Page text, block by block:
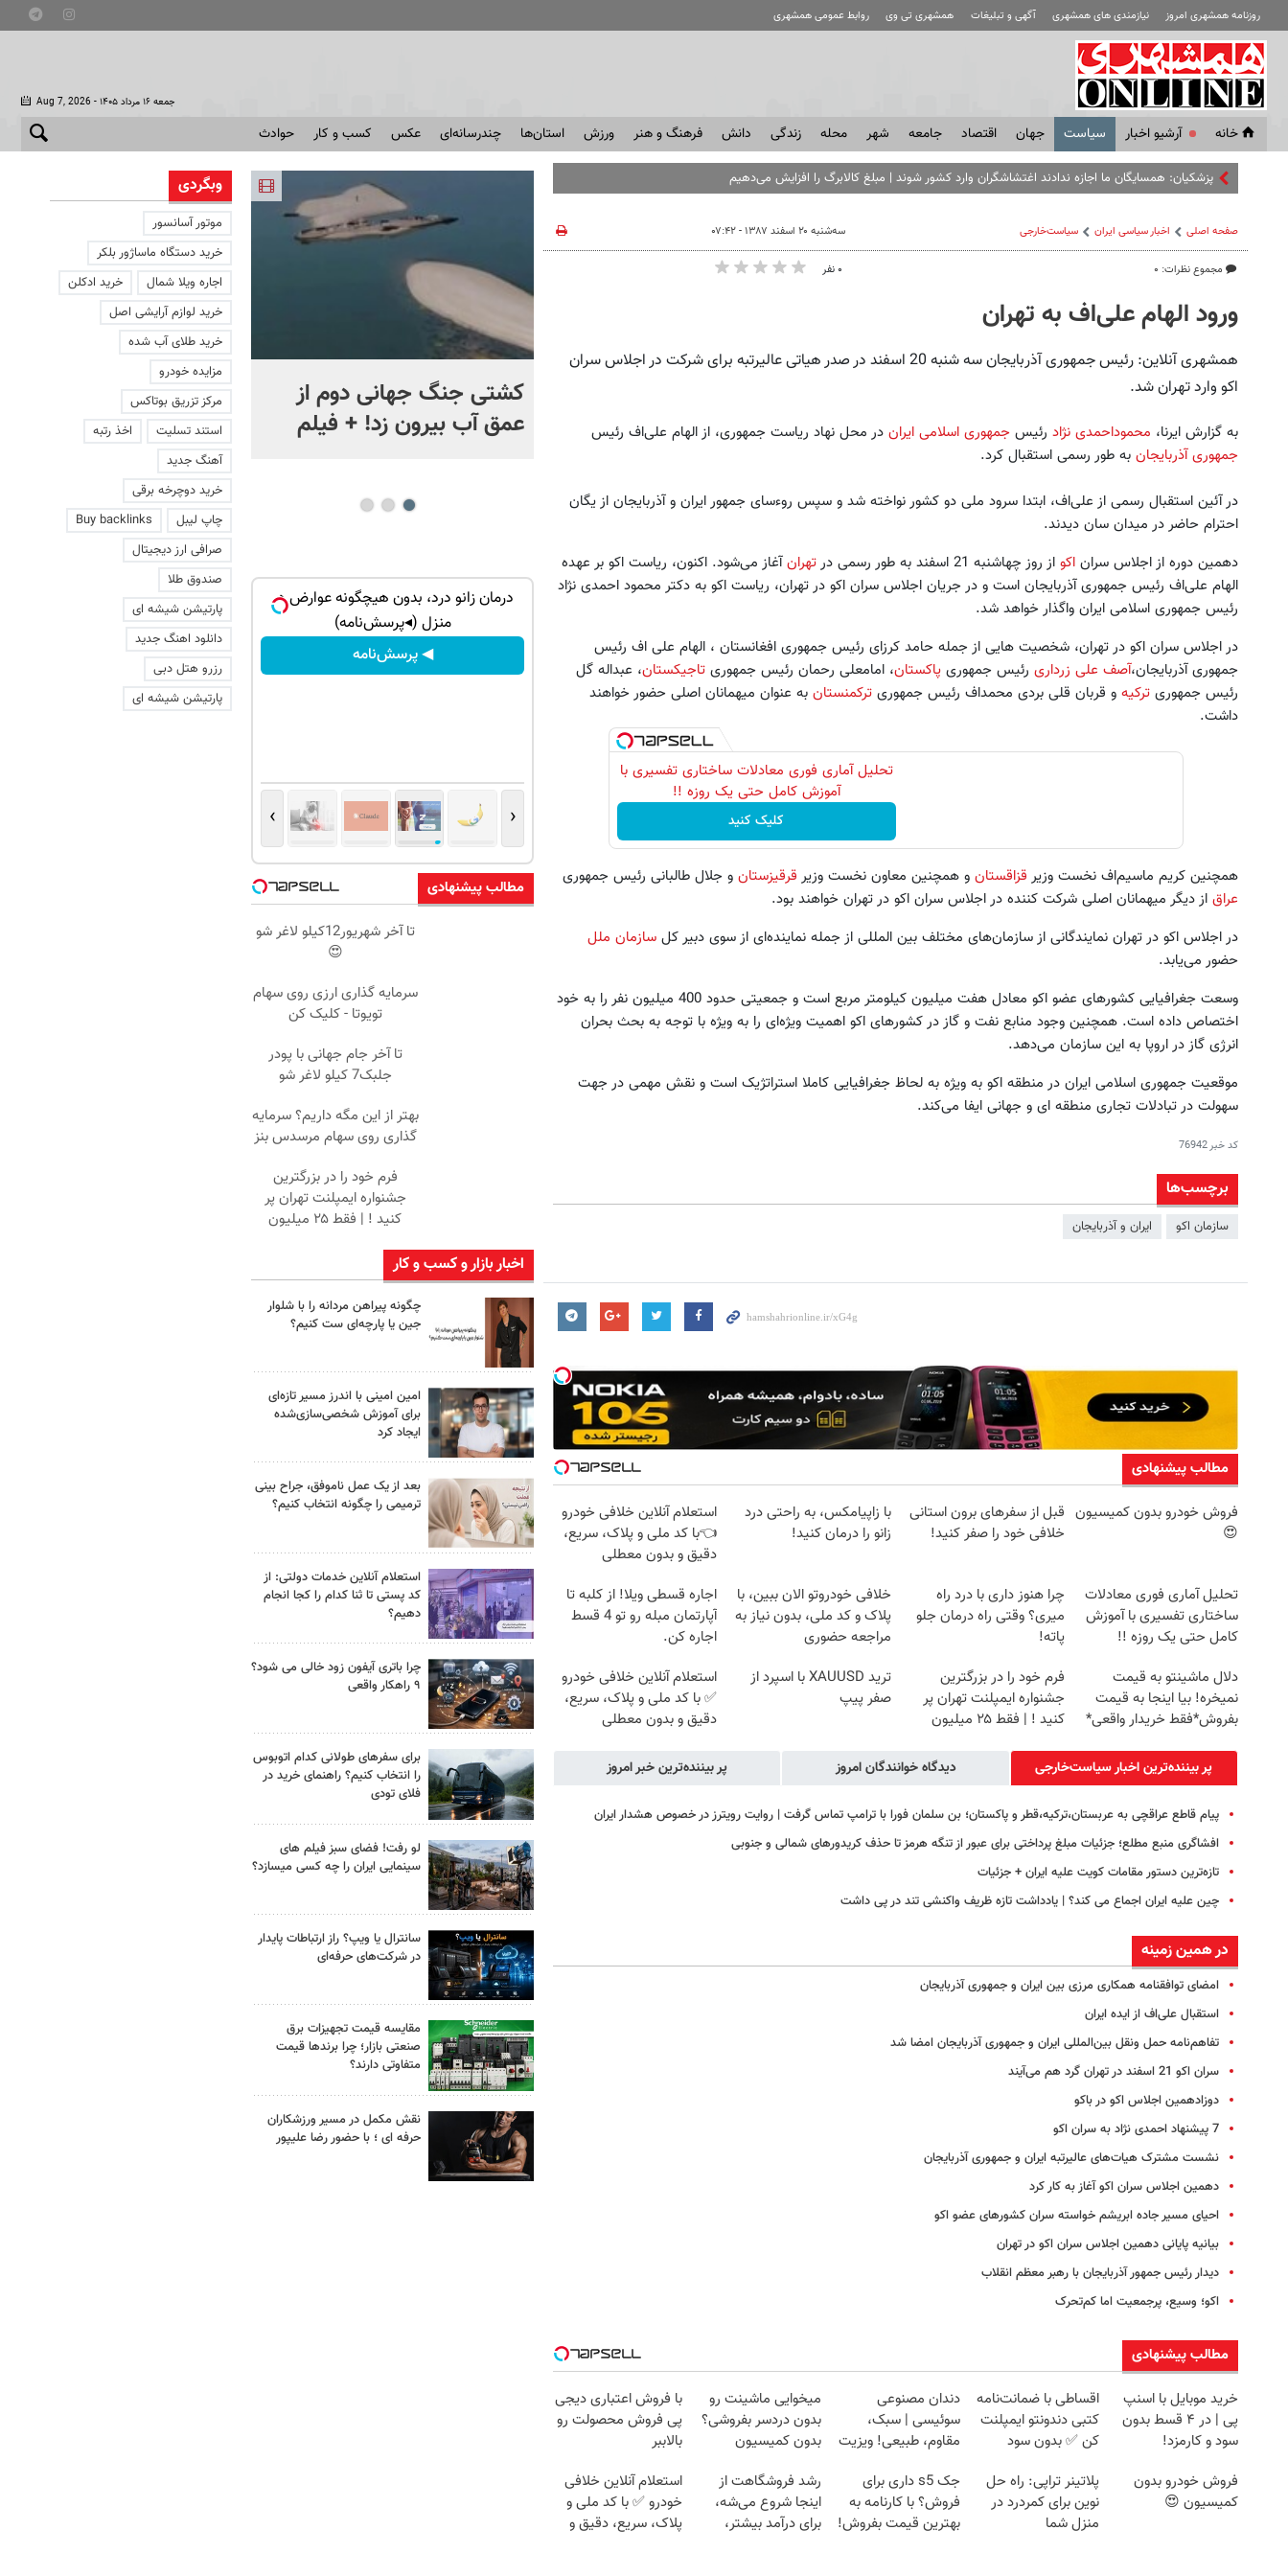
روزنامه همشهری امروز نیازمندی های همشهری آگهی و تبلیغات همشهری تی وی روابط عمومی همشهری
Aug 7, 2026 - جمعه ۱۶ مرداد ۱۴۰۵
خانه آرشیو اخبار سياست جهان اقتصاد جامعه شهر محله زندگی دانش فرهنگ و هنر ورزش استان‌ها چندرسانه‌ای عکس کسب و کار حوادث
پزشکیان: همسایگان ما اجازه ندادند اغتشاشگران وارد کشور شوند | مبلغ کالابرگ را افزایش می‌دهیم
صفحه اصلی اخبار سیاسی ایران سیاست‌خارجی
مجموع نظرات: ۰
سه‌شنبه ۲۰ اسفند ۱۳۸۷ - ۰۷:۴۲
۰ نفر
ورود الهام علی‌اف به تهران
همشهری آنلاین: رئیس جمهوری آذربایجان سه شنبه 20 اسفند در صدر هیاتی عالیرتبه برای شرکت در اجلاس سران
اکو وارد تهران شد.
به گزارش ایرنا، محموداحمدی نژاد رئیس جمهوری اسلامی ایران در محل نهاد ریاست جمهوری، از الهام علی‌اف رئیس
جمهوری آذربایجان به طور رسمی استقبال کرد.
در آئین استقبال رسمی از علی‌اف، ابتدا سرود ملی دو کشور نواخته شد و سپس روءسای جمهور ایران و آذربایجان از یگان
احترام حاضر در میدان سان دیدند.
دهمین دوره از اجلاس سران اکو از روز چهاشنبه 21 اسفند به طور رسمی در تهرانآغاز می‌شود. اکنون، ریاست اکو بر عهده
الهام علی‌اف رئیس جمهوری آذربایجان است و در جریان اجلاس سران اکو در تهران، ریاست اکو به دکتر محمود احمدی نژاد
رئیس جمهوری اسلامی ایران واگذار خواهد شد.
در اجلاس سران اکو در تهران، شخصیت هایی از جمله حامد کرزای رئیس جمهوری افغانستان ، الهام علی اف رئیس
جمهوری آذربایجان،آصف علی زرداری رئیس جمهوری پاکستان، امامعلی رحمان رئیس جمهوری تاجیکستان، عبداله گل
رئیس جمهوری ترکیه و قربان قلی بردی محمداف رئیس جمهوری ترکمنستان به عنوان میهمانان اصلی حضور خواهند
داشت.
تحلیل آماری فوری معادلات ساختاری تفسیری با
آموزش کامل حتی یک روزه !!
کلیک کنید
همچنین کریم ماسیم‌اف نخست وزیر قزاقستان و همچنین معاون نخست وزیر قرقیزستان و جلال طالبانی رئیس جمهوری
عراق از دیگر میهمانان اصلی شرکت کننده در اجلاس سران اکو در تهران خواهند بود.
در اجلاس اکو در تهران نمایندگانی از سازمان‌های مختلف بین المللی از جمله نماینده‌ای از سوی دبیر کل سازمان ملل
حضور می‌یابد.
وسعت جغرافیایی کشورهای عضو اکو معادل هفت میلیون کیلومتر مربع است و جمعیتی حدود 400 میلیون نفر را به خود
اختصاص داده است. همچنین وجود منابع نفت و گاز در کشورهای اکو اهمیت ویژه‌ای را به ویژه با توجه به بحث بحران
انرژی گاز در اروپا به این سازمان می‌دهد.
موقعیت جمهوری اسلامی ایران در منطقه اکو به ویژه به لحاظ جغرافیایی کاملا استراتژیک است و نقش مهمی در جهت
سهولت در تبادلات تجاری منطقه ای و جهانی ایفا می‌کند.
کد خبر76942
برچسب‌ها
سازمان اکو ایران و آذربایجان
مطالب پیشنهادی
فروش خودرو بدون کمیسیون
😍
قبل از سفرهای برون استانی
خلافی خود را صفر کنید!
با زاپیامکس، به راحتی درد
زانو را درمان کنید!
استعلام آنلاین خلافی خودرو
👈با کد ملی و پلاک، سریع،
دقیق و بدون معطلی
تحلیل آماری فوری معادلات
ساختاری تفسیری با آموزش
کامل حتی یک روزه !!
چرا هنوز داری با درد راه
میری؟ وقتی راه درمان جلو
پاته!
خلافی خودروتو الان ببین، با
پلاک و کد ملی، بدون نیاز به
مراجعه حضوری
اجاره‌ قسطی ویلا! از کلبه تا
آپارتمان مبله رو تو 4 قسط
اجاره کن.
دلال ماشینتو به قیمت
نمیخره! بیا اینجا به قیمت
بفروش*فقط خریدار واقعی*
فرم خود را در بزرگترین
جشنواره ایمپلنت تهران پر
کنید ! | فقط ۲۵ میلیون
ترید XAUUSD با اسپرد از
صفر پیپ
استعلام آنلاین خلافی خودرو
✅ با کد ملی و پلاک، سریع،
دقیق و بدون معطلی
پر بیننده‌ترین اخبار سیاست‌خارجی دیدگاه خوانندگان امروز پر بیننده‌ترین خبر امروز
پیام قاطع عراقچی به عربستان،‌ترکیه،‌قطر و پاکستان؛ بن سلمان فورا با ترامپ تماس گرفت | روایت رویترز در خصوص هشدار ایران
افشاگری منبع مطلع؛ جزئیات مبلغ پرداختی برای عبور از تنگه هرمز تا حذف کریدورهای شمالی و جنوبی
تازه‌ترین دستور مقامات کویت علیه ایران + جزئیات
چین علیه ایران اجماع می کند؟ | یادداشت تازه ظریف واکنشی تند در پی داشت
در همین زمینه
امضای توافقنامه همکاری مرزی بین ایران و جمهوری آذربایجان
استقبال علی‌اف از ایده ایران
تفاهم‌نامه حمل ونقل بین‌المللی ایران و جمهوری آذربایجان امضا شد
سران اکو 21 اسفند در تهران گرد هم می‌آیند
دوزادهمین اجلاس اکو در باکو
7 پیشنهاد احمدی نژاد به سران اکو
نشست مشترک هیات‌های عالیرتبه ایران و جمهوری آذربایجان
دهمین اجلاس سران اکو آغاز به کار کرد
احیای مسیر جاده ابریشم خواسته سران کشورهای عضو اکو
بیانیه پایانی دهمین اجلاس سران اکو در تهران
دیدار رئیس جمهور آذربایجان با رهبر معظم انقلاب
اکو؛ وسیع، پرجمعیت اما کم‌تحرک
مطالب پیشنهادی
خرید موبایل با اسنپ
پی | در ۴ قسط بدون
سود و کارمزد!
اقساطی با ضمانت‌نامه
کتبی دندونتو ایمپلنت
کن ✅ بدون سود
دندان مصنوعی
سوئیسی | سبک،
مقاوم، طبیعی! ویزیت
اقساطی😍
میخوایی ماشینت رو
بدون دردسر بفروشی؟
بدون کمیسیون
با فروش اعتباری دیجی
پی فروش محصولت رو
بالاببر
فروش خودرو بدون
کمیسیون 😍
پلاتینر تراپی: راه حل
نوین برای کمردرد در
منزل شما
جک s5 داری برای
فروش؟ با کارنامه به
بهترین قیمت بفروش!
رشد فروشگاهت از
اینجا شروع می‌شه،
برای درآمد بیشتر،
استعلام آنلاین خلافی
خودرو ✅ با کد ملی و
پلاک، سریع، دقیق و
خارج شد...
کشتی‌ جنگ جهانی دوم از
عمق آب بیرون زد! + فیلم
افشای اطلاعات برای ترور
بارون ترامپ | ماجرای قرار
عاشقانه با یک زن
اکانت AI رو ارزان تر بگیر !! دریافت
کدتخفیف
دریافت تخفیف
زانو دردت رو بدون قرص برای همیشه خوب
◀ پرسش‌نامه
ارزان شد !!! خرید اکانت کلاد با تخفیف ویژه
درمان زانو درد، بدون هیچگونه عوارض در
منزل (◂پرسش‌نامه)
◀ پرسش‌نامه
‹
›
مطالب پیشنهادی
تا آخر شهریور12کیلو لاغر شو
😍
سرمایه گذاری ارزی روی سهام
تویوتا - کلیک کن
تا آخر جام جهانی با پودر
جلبک7 کیلو لاغر شو
بهتر از این مگه داریم؟ سرمایه
گذاری روی سهام مرسدس بنز
فرم خود را در بزرگترین
جشنواره ایمپلنت تهران پر
کنید ! | فقط ۲۵ میلیون
اخبار بازار و کسب و کار
چگونه پیراهن مردانه را با شلوار
جین یا پارچه‌ای ست کنیم؟
امین امینی با اندرز مسیر تازه‌ای
برای آموزش شخصی‌سازی‌شده
ایجاد کرد
بعد از یک عمل ناموفق، جراح بینی
ترمیمی را چگونه انتخاب کنیم؟
استعلام آنلاین خدمات دولتی: از
کد پستی تا ثنا کدام را کجا انجام
دهیم؟
چرا باتری آیفون زود خالی می شود؟
۹ راهکار واقعی
برای سفرهای طولانی کدام اتوبوس
را انتخاب کنیم؟ راهنمای خرید در
فلای تودی
لو رفت! فضای سبز فیلم های
سینمایی ایران را چه کسی میسازد؟
سانترال یا ویپ؟ راز ارتباطات پایدار
در شرکت‌های حرفه‌ای
مقایسه قیمت تجهیزات برق
صنعتی بازار؛ چرا برندها قیمت
متفاوتی دارند؟
نقش مکمل در مسیر ورزشکاران
حرفه ای ؛ با حضور رضا علیپور
وبگردی
موتور آسانسور
خرید دستگاه ماساژور بلکر
اجاره ویلا شمال
خرید ادکلن
خرید لوازم آرایشی اصل
خرید طلای آب شده
مزایده خودرو
مرکز تزریق بوتاکس
استند تسلیت
اخذ رتبه
آهنگ جدید
خرید دوچرخه برقی
چاپ لیبل
Buy backlinks
صرافی ارز دیجیتال
صندوق طلا
پارتیشن شیشه ای
دانلود اهنگ جدید
رزرو هتل دبی
پارتیشن شیشه ای